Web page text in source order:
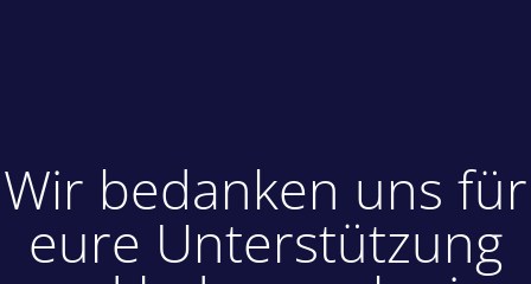
Wir bedanken uns für
eure Unterstützung